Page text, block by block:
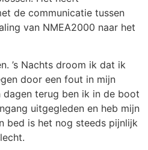
de communicatie tussen
van NMEA2000 naar het
’s Nachts droom ik dat ik
door een fout in mijn
dagen terug ben ik in de boot
uitgegleden en heb mijn
bed is het nog steeds pijnlijk